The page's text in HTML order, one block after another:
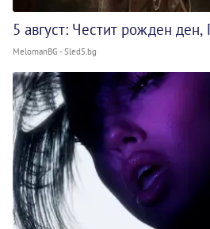
5 август: Честит рожден
MelomanBG - Sled5.bg